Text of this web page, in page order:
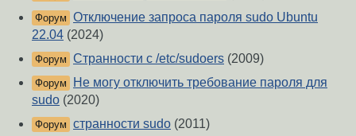
Форум Отключение запроса пароля sudo Ubuntu
22.04 (2024)
Форум Странности с /etc/sudoers (2009)
Форум
Не могу отключить требование пароля для
sudo (2020)
Форум странности sudo (2011)